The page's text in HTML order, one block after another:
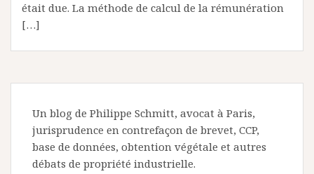
était due. La méthode de calcul de la rémunération
[…]
Un blog de Philippe Schmitt, avocat à Paris,
jurisprudence en contrefaçon de brevet, CCP,
base de données, obtention végétale et autres
débats de propriété industrielle.